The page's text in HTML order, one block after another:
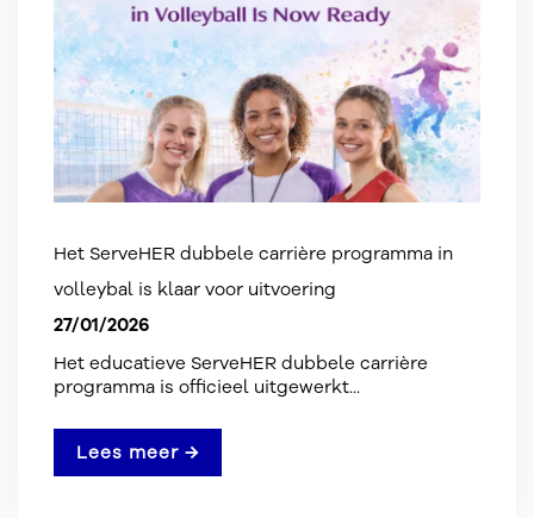
Het ServeHER dubbele carrière programma in
volleybal is klaar voor uitvoering
27/01/2026
Het educatieve ServeHER dubbele carrière
programma is officieel uitgewerkt...
Lees meer →